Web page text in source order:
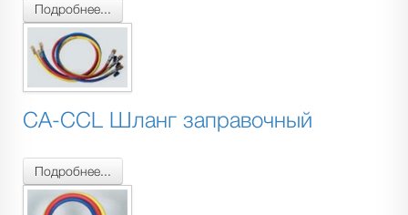
Подробнее...
CA-CCL Шланг заправочный
Подробнее...